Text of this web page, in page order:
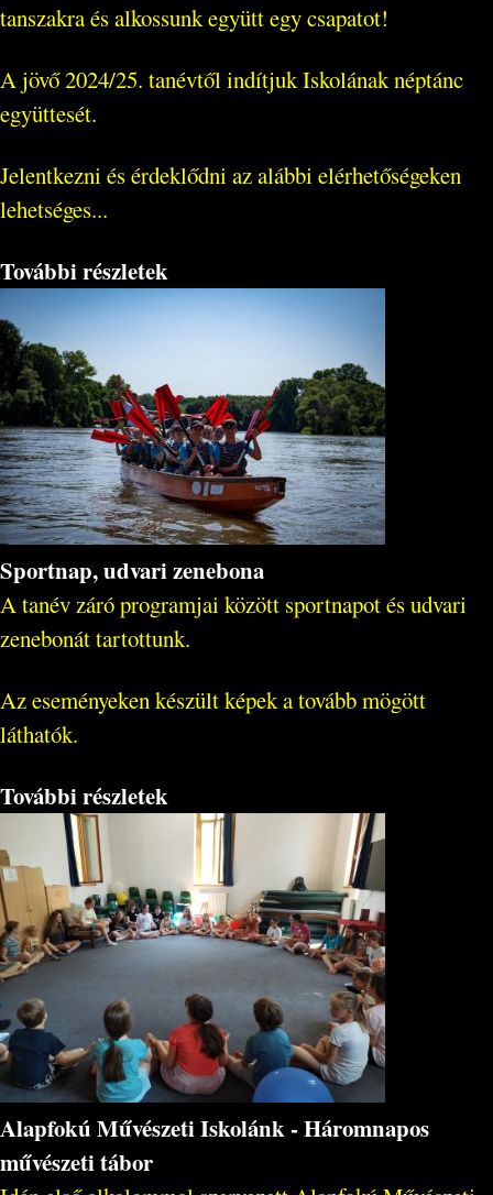
tanszakra és alkossunk együtt egy csapatot!
A jövő 2024/25. tanévtől indítjuk Iskolának néptánc
együttesét.
Jelentkezni és érdeklődni az alábbi elérhetőségeken
lehetséges...
További részletek
Sportnap, udvari zenebona
A tanév záró programjai között sportnapot és udvari
zenebonát tartottunk.
Az eseményeken készült képek a tovább mögött
láthatók.
További részletek
Alapfokú Művészeti Iskolánk - Háromnapos
művészeti tábor